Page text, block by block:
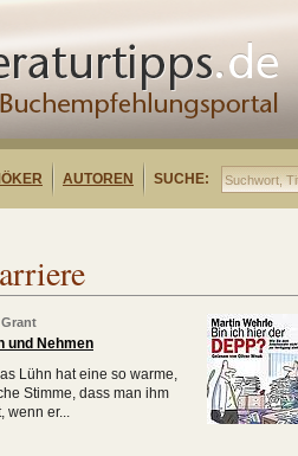
AUTOREN SUCHE:
und Nehmen
Lühn hat eine so warme,
Stimme, dass man ihm
wenn er...